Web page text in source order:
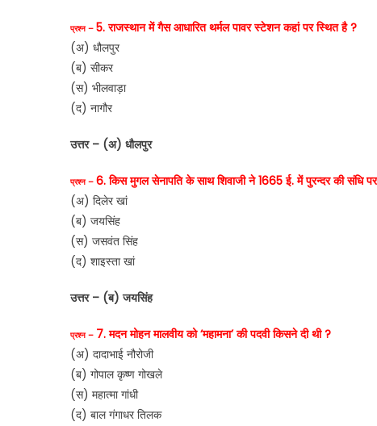
प्रश्न – 5. राजस्थान में गैस आधारित थर्मल पावर स्टेशन कहां पर स्थित है ?
(अ) धौलपुर
(ब) सीकर
(स) भीलवाड़ा
(द) नागौर
उत्तर – (अ) धौलपुर
प्रश्न – 6. किस मुगल सेनापति के साथ शिवाजी ने 1665 ई. में पुरन्दर की संधि
(अ) दिलेर खां
(ब) जयसिंह
(स) जसवंत सिंह
(द) शाइस्ता खां
उत्तर – (ब) जयसिंह
प्रश्न – 7. मदन मोहन मालवीय को ‘महामना’ की पदवी किसने दी थी ?
(अ) दादाभाई नौरोजी
(ब) गोपाल कृष्ण गोखले
(स) महात्मा गांधी
(द) बाल गंगाधर तिलक